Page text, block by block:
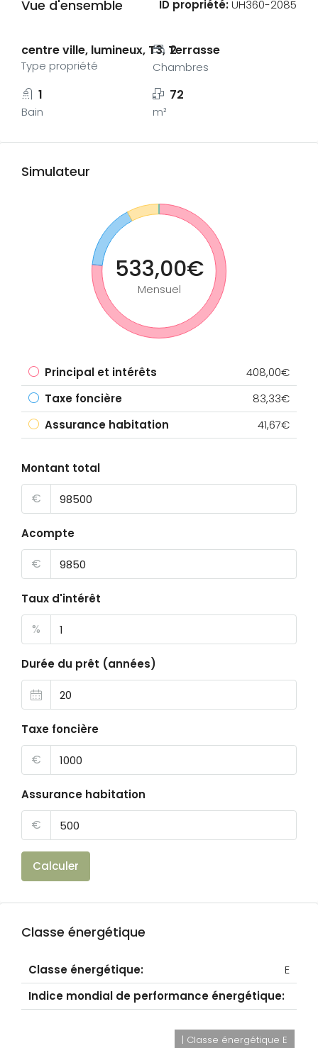
Vue d'ensemble ID propriété:UH360-2085
centre ville, lumineux, T3, Terrasse
Type propriété
2
Chambres
1
Bain
72
m²
Simulateur
533,00€
Mensuel
Principal et intérêts
408,00€
Taxe foncière
83,33€
Assurance habitation
41,67€
Montant total
€
Acompte
€
Taux d'intérêt
%
Durée du prêt (années)
Taxe foncière
€
Assurance habitation
€
Calculer
Classe énergétique
Classe énergétique:
E
Indice mondial de performance énergétique:
| Classe énergétique E